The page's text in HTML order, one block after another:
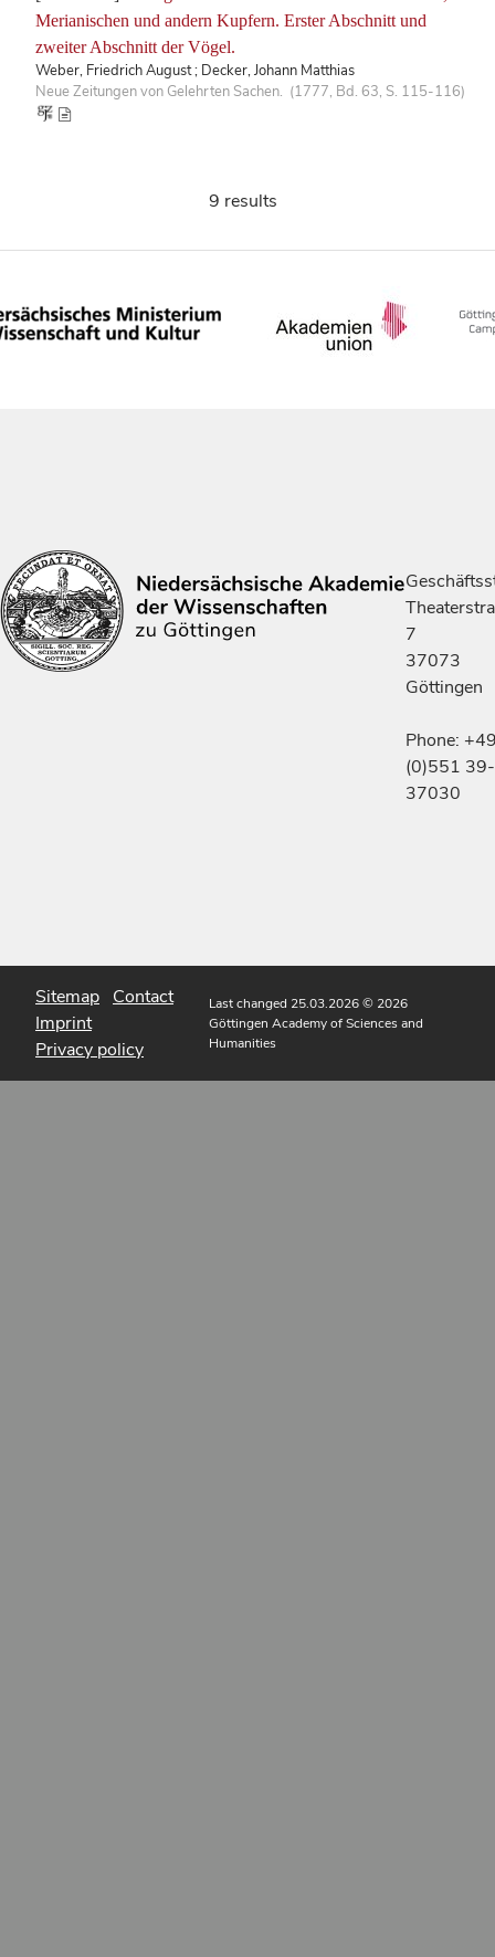
Merianischen und andern Kupfern. Erster Abschnitt und
zweiter Abschnitt der Vögel.
Weber, Friedrich August ; Decker, Johann Matthias
Neue Zeitungen von Gelehrten Sachen. (1777, Bd. 63, S. 115-116)
9 results
7
37073
Göttingen
Phone:
(0)551 39-
37030
Sitemap Contact
Imprint
Privacy policy
Last changed 25.03.2026© 2026
Göttingen Academy of Sciences and
Humanities